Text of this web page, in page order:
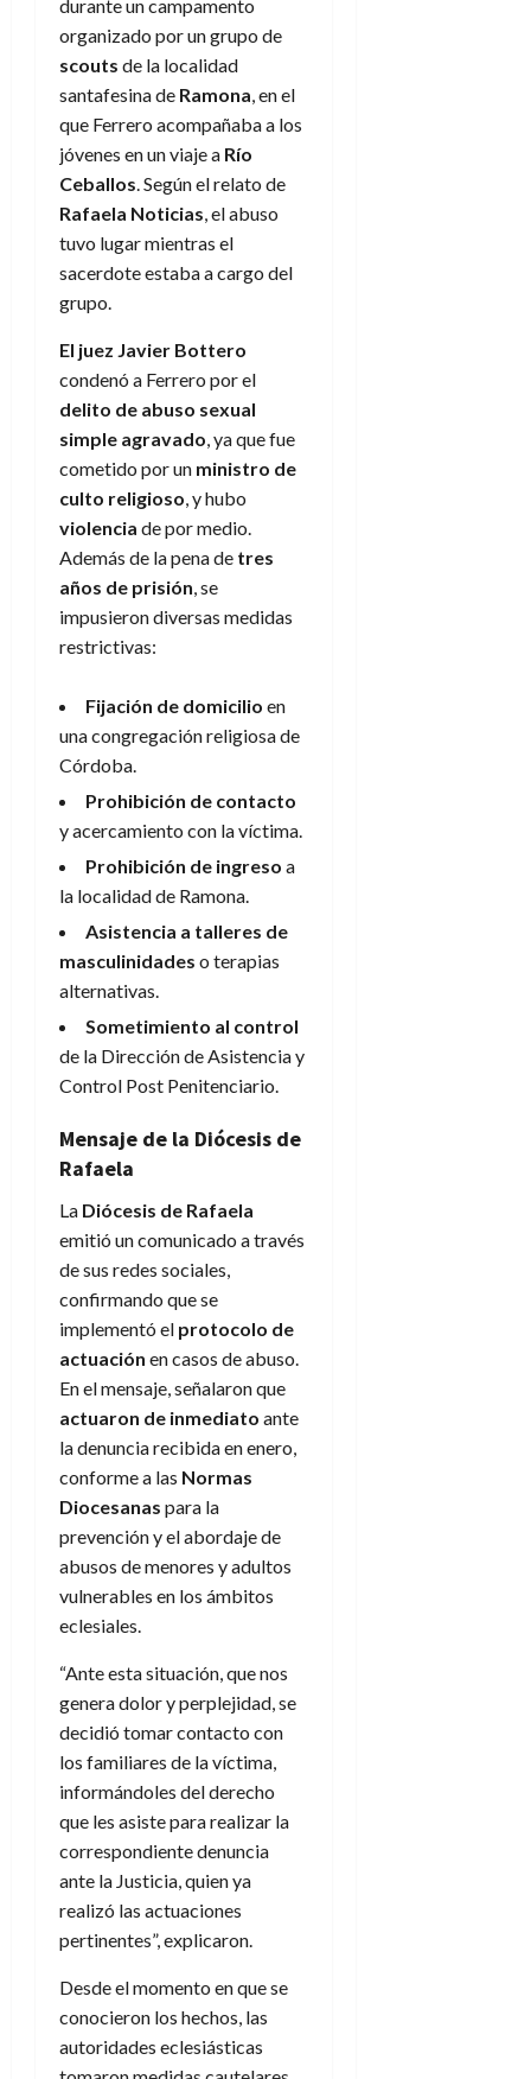
durante un campamento
organizado por un grupo de
scouts de la localidad
santafesina de Ramona, en el
que Ferrero acompañaba a los
jóvenes en un viaje a Río
Ceballos. Según el relato de
Rafaela Noticias, el abuso
tuvo lugar mientras el
sacerdote estaba a cargo del
grupo.
El juez Javier Bottero
condenó a Ferrero por el
delito de abuso sexual
simple agravado, ya que fue
cometido por un ministro de
culto religioso, y hubo
violencia de por medio.
Además de la pena de tres
años de prisión, se
impusieron diversas medidas
restrictivas:
Fijación de domicilio en
una congregación religiosa de
Córdoba.
Prohibición de contacto
y acercamiento con la víctima.
Prohibición de ingreso a
la localidad de Ramona.
Asistencia a talleres de
masculinidades o terapias
alternativas.
Sometimiento al control
de la Dirección de Asistencia y
Control Post Penitenciario.
Mensaje de la Diócesis de
Rafaela
La Diócesis de Rafaela
emitió un comunicado a través
de sus redes sociales,
confirmando que se
implementó el protocolo de
actuación en casos de abuso.
En el mensaje, señalaron que
actuaron de inmediato ante
la denuncia recibida en enero,
conforme a las Normas
Diocesanas para la
prevención y el abordaje de
abusos de menores y adultos
vulnerables en los ámbitos
eclesiales.
“Ante esta situación, que nos
genera dolor y perplejidad, se
decidió tomar contacto con
los familiares de la víctima,
informándoles del derecho
que les asiste para realizar la
correspondiente denuncia
ante la Justicia, quien ya
realizó las actuaciones
pertinentes”, explicaron.
Desde el momento en que se
conocieron los hechos, las
autoridades eclesiásticas